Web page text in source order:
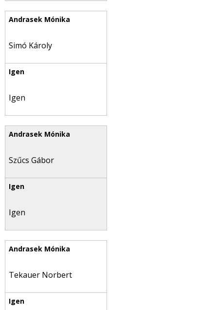
Simó Károly
Igen
Szűcs Gábor
Igen
Tekauer Norbert